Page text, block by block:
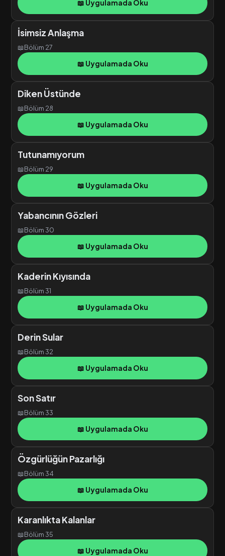
📖 Uygulamada Oku
İsimsiz Anlaşma
📖Bölüm 27
📖 Uygulamada Oku
Diken Üstünde
📖Bölüm 28
📖 Uygulamada Oku
Tutunamıyorum
📖Bölüm 29
📖 Uygulamada Oku
Yabancının Gözleri
📖Bölüm 30
📖 Uygulamada Oku
Kaderin Kıyısında
📖Bölüm 31
📖 Uygulamada Oku
Derin Sular
📖Bölüm 32
📖 Uygulamada Oku
Son Satır
📖Bölüm 33
📖 Uygulamada Oku
Özgürlüğün Pazarlığı
📖Bölüm 34
📖 Uygulamada Oku
Karanlıkta Kalanlar
📖Bölüm 35
📖 Uygulamada Oku